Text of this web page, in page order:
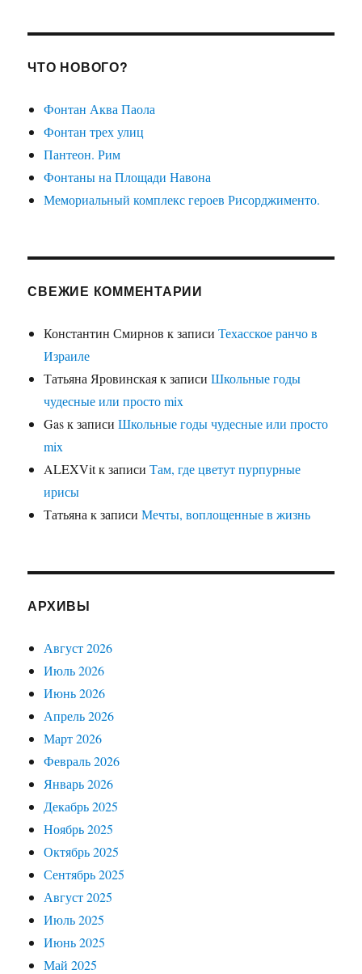
ЧТО НОВОГО?
Фонтан Аква Паола
Фонтан трех улиц
Пантеон. Рим
Фонтаны на Площади Навона
Мемориальный комплекс героев Рисорджименто.
СВЕЖИЕ КОММЕНТАРИИ
Константин Смирнов к записиТехасское ранчо в
Израиле
Татьяна Яровинскаяк записиШкольные годы
чудесные или просто mix
Gasк записиШкольные годы чудесные или просто
mix
ALEXVitк записиТам, где цветут пурпурные
ирисы
Татьяна к записиМечты, воплощенные в жизнь
АРХИВЫ
Август 2026
Июль 2026
Июнь 2026
Апрель 2026
Март 2026
Февраль 2026
Январь 2026
Декабрь 2025
Ноябрь 2025
Октябрь 2025
Сентябрь 2025
Август 2025
Июль 2025
Июнь 2025
Май 2025